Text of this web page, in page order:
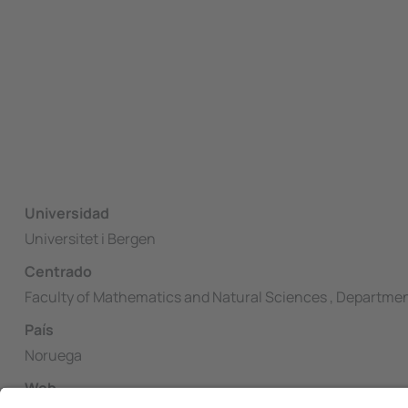
Universidad
Universitet i Bergen
Centrado
Faculty of Mathematics and Natural Sciences ,
País
Noruega
Web